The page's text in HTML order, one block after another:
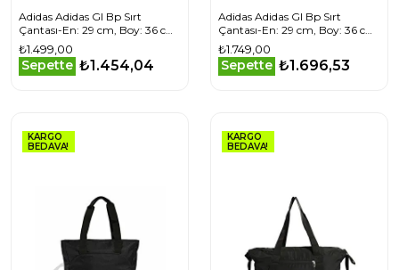
Adidas Adidas Gl Bp Sırt
Çantası-En: 29 cm, Boy: 36 cm
JX4031 Siyah
₺1.499,00
Sepette ₺1.454,04
Adidas Adidas Gl Bp Sırt
Çantası-En: 29 cm, Boy: 36 cm
KC6814 Mor
₺1.749,00
Sepette ₺1.696,53
KARGO
BEDAVA!
KARGO
BEDAVA!